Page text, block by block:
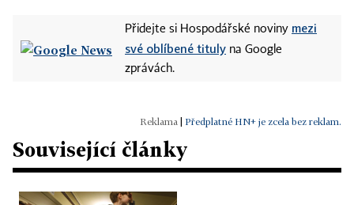
Přidejte si Hospodářské noviny mezi
své oblíbené tituly na Google
zprávách.
Předplatné HN+ je zcela bez reklam.
Související články